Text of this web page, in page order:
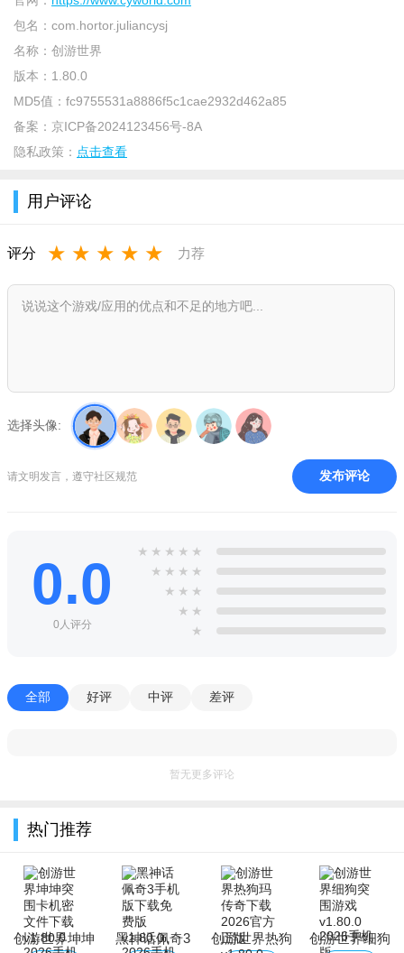
包名： com.hortor.juliancysj
名称： 创游世界
版本： 1.80.0
MD5值： fc9755531a8886f5c1cae2932d462a85
备案： 京ICP备2024123456号-8A
隐私政策： 点击查看
用户评论
评分 ★ ★ ★ ★ ★ 力荐
选择头像:
请文明发言，遵守社区规范 发布评论
0.0
0人评分
★ ★ ★ ★ ★
★ ★ ★ ★
★ ★ ★
★ ★
★
全部 好评 中评 差评
暂无更多评论
热门推荐
创游世界坤坤
黑神话佩奇3
创游世界热狗
创游世界细狗